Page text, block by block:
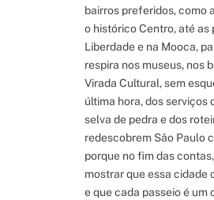
bairros preferidos, como
o histórico Centro, até as
Liberdade e na Mooca,
respira nos museus, nos
Virada Cultural, sem
última hora, dos serviços
selva de pedra e dos
redescobrem São Paulo
porque no fim das
mostrar que essa cidade
e que cada passeio é um